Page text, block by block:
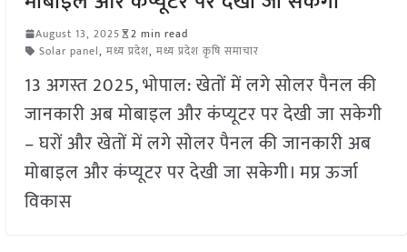
August 13, 2025
2 min read
Solar panel, मध्य प्रदेश, मध्य प्रदेश कृषि समाचार
13 अगस्त 2025, भोपाल: खेतों में लगे सोलर पैनल की
जानकारी अब मोबाइल और कंप्यूटर पर देखी जा सकेगी
– घरों और खेतों में लगे सोलर पैनल की जानकारी अब
मोबाइल और कंप्यूटर पर देखी जा सकेगी। मप्र ऊर्जा
विकास